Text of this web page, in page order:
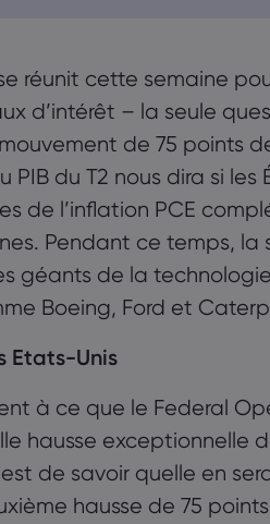
réunit cette semaine
d’intérêt – la seule
mouvement de 75
du T2 nous dira si
de l’inflation PCE
Pendant ce temps, la
géants de la
Boeing, Ford et
Etats-Unis
à ce que le Federal
hausse exceptionnelle
de savoir quelle en
hausse de 75